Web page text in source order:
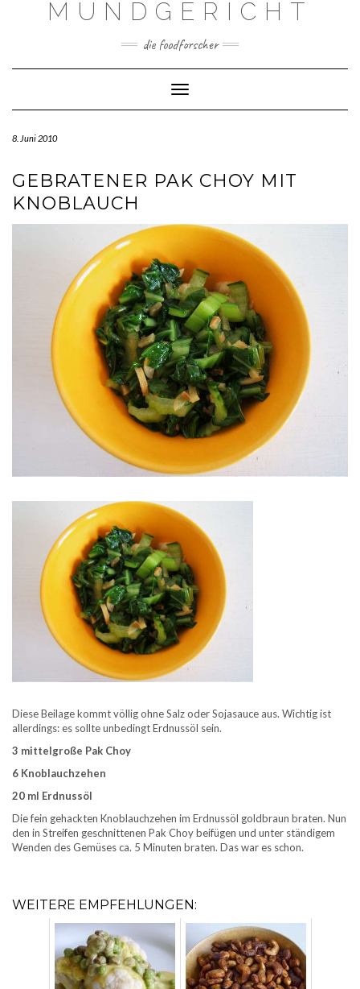
MUNDGERICHT
die foodforscher
Toggle Navigation
8. Juni 2010
GEBRATENER PAK CHOY MIT
KNOBLAUCH
Diese Beilage kommt völlig ohne Salz oder Sojasauce aus. Wichtig ist
allerdings: es sollte unbedingt Erdnussöl sein.
3 mittelgroße Pak Choy
6 Knoblauchzehen
20 ml Erdnussöl
Die fein gehackten Knoblauchzehen im Erdnussöl goldbraun braten. Nun
den in Streifen geschnittenen Pak Choy beifügen und unter ständigem
Wenden des Gemüses ca. 5 Minuten braten. Das war es schon.
WEITERE EMPFEHLUNGEN: